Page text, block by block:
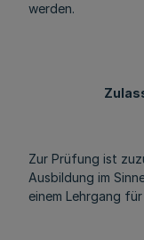
werden.
Zur Prüfung ist
Ausbildung im
einem Lehrgang